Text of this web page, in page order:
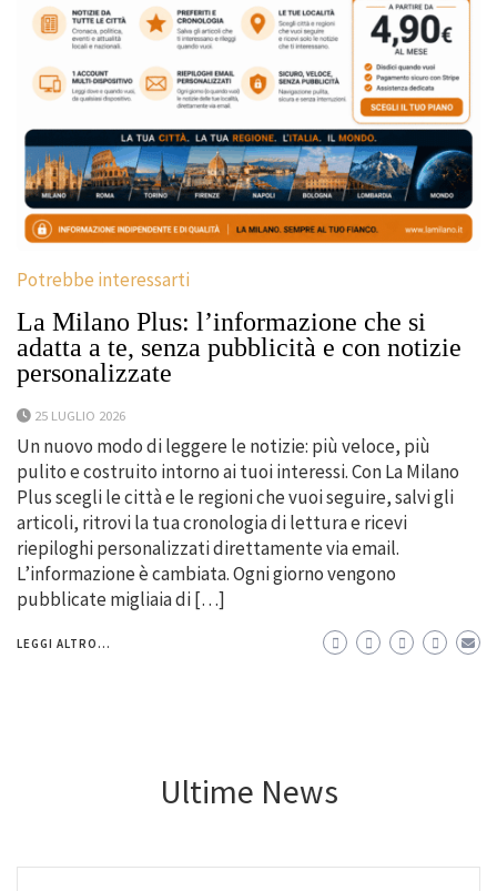
Potrebbe interessarti
La Milano Plus: l’informazione che si
adatta a te, senza pubblicità e con notizie
personalizzate
25 LUGLIO 2026
Un nuovo modo di leggere le notizie: più veloce, più
pulito e costruito intorno ai tuoi interessi. Con La Milano
Plus scegli le città e le regioni che vuoi seguire, salvi gli
articoli, ritrovi la tua cronologia di lettura e ricevi
riepiloghi personalizzati direttamente via email.
L’informazione è cambiata. Ogni giorno vengono
pubblicate migliaia di […]
LEGGI ALTRO...
Ultime News